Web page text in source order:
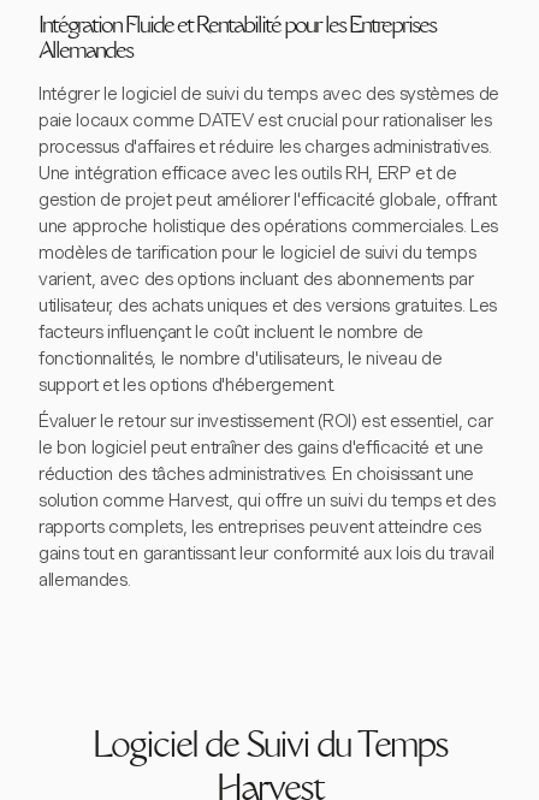
Intégration Fluide et Rentabilité pour les Entreprises
Allemandes
Intégrer le logiciel de suivi du temps avec des systèmes de
paie locaux comme DATEV est crucial pour rationaliser les
processus d'affaires et réduire les charges administratives.
Une intégration efficace avec les outils RH, ERP et de
gestion de projet peut améliorer l'efficacité globale, offrant
une approche holistique des opérations commerciales. Les
modèles de tarification pour le logiciel de suivi du temps
varient, avec des options incluant des abonnements par
utilisateur, des achats uniques et des versions gratuites. Les
facteurs influençant le coût incluent le nombre de
fonctionnalités, le nombre d'utilisateurs, le niveau de
support et les options d'hébergement.
Évaluer le retour sur investissement (ROI) est essentiel, car
le bon logiciel peut entraîner des gains d'efficacité et une
réduction des tâches administratives. En choisissant une
solution comme Harvest, qui offre un suivi du temps et des
rapports complets, les entreprises peuvent atteindre ces
gains tout en garantissant leur conformité aux lois du travail
allemandes.
Logiciel de Suivi du Temps
Harvest